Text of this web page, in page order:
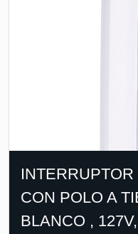
CON POLO A
BLANCO ,